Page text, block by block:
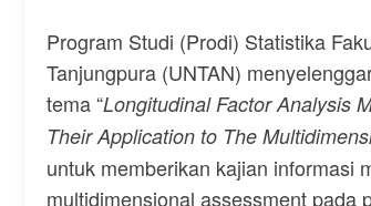
Program Studi (Prodi) Statistika
Tanjungpura (UNTAN)
tema “Longitudinal Factor Analysis
Their Application to The
untuk memberikan kajian informasi
multidimensional assessment pada